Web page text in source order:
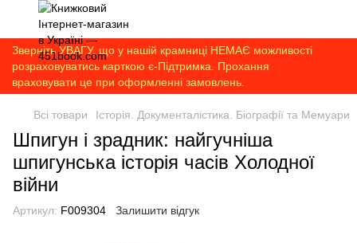
Зверніть УВАГУ, що у нашій крамниці НЕМАЄ можливості
розраховуватись карткою є-Підтримка. Прохання
враховувати це при оформленні замовлень.
Всі товари Історія. Документалістика. Біографії та Мемуари
Шпигун і зрадник: найгучніша
шпигунська історія часів Холодної
війни
Артикул: F009304 Залишити відгук